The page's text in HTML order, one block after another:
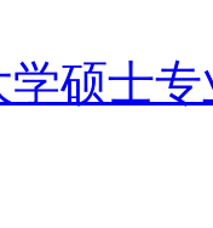
学硕士